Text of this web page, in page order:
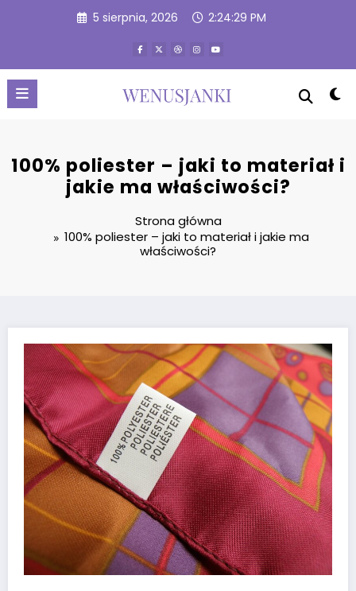
5 sierpnia, 2026 2:24:29 PM
100% poliester – jaki to materiał i
jakie ma właściwości?
Strona główna
100% poliester – jaki to materiał i jakie ma
właściwości?